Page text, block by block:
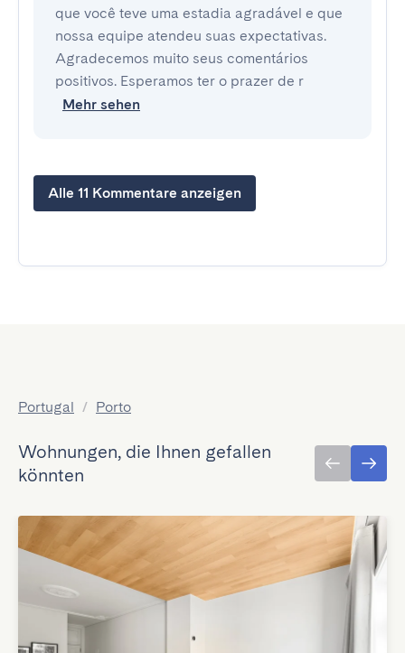
que você teve uma estadia agradável e que
nossa equipe atendeu suas expectativas.
Agradecemos muito seus comentários
positivos. Esperamos ter o prazer de r
Mehr sehen
Alle 11 Kommentare anzeigen
Portugal / Porto
Wohnungen, die Ihnen gefallen
könnten